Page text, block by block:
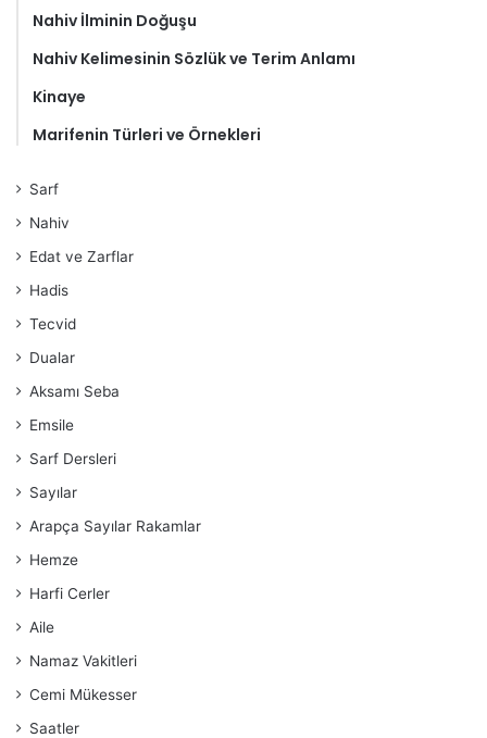
Nahiv İlminin Doğuşu
Nahiv Kelimesinin Sözlük ve Terim Anlamı
Kinaye
Marifenin Türleri ve Örnekleri
Sarf
Nahiv
Edat ve Zarflar
Hadis
Tecvid
Dualar
Aksamı Seba
Emsile
Sarf Dersleri
Sayılar
Arapça Sayılar Rakamlar
Hemze
Harfi Cerler
Aile
Namaz Vakitleri
Cemi Mükesser
Saatler